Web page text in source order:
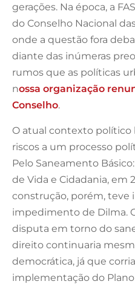
gerações. Na época, a
do Conselho Nacional
onde a questão fora
diante das inúmeras
rumos que as políticas
nossa organização
Conselho.
O atual contexto político
riscos a um processo
Pelo Saneamento
de Vida e Cidadania, em
construção, porém, teve
impedimento de Dilma.
disputa em torno do
direito continuaria
democrática, já que
implementação do